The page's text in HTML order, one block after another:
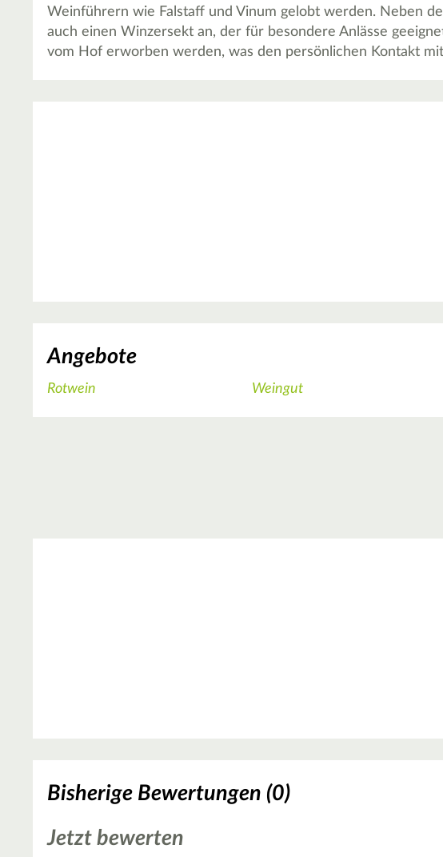
Weinführern wie Falstaff und Vinum gelobt werden. Neben
auch einen Winzersekt an, der für besondere Anlässe
vom Hof erworben werden, was den persönlichen Kontakt
Angebote
Rotwein Weingut
Bisherige Bewertungen (0)
Jetzt bewerten